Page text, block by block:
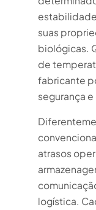
suas
biológicas.
de
fabricante
segurança
atrasos
logística.